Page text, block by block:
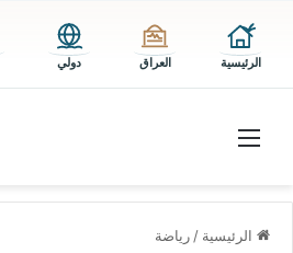
الرئيسية العراق دولي
القائمة
الرئيسية / رياضة